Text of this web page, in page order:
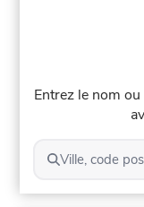
Entrez le nom
Ville, code